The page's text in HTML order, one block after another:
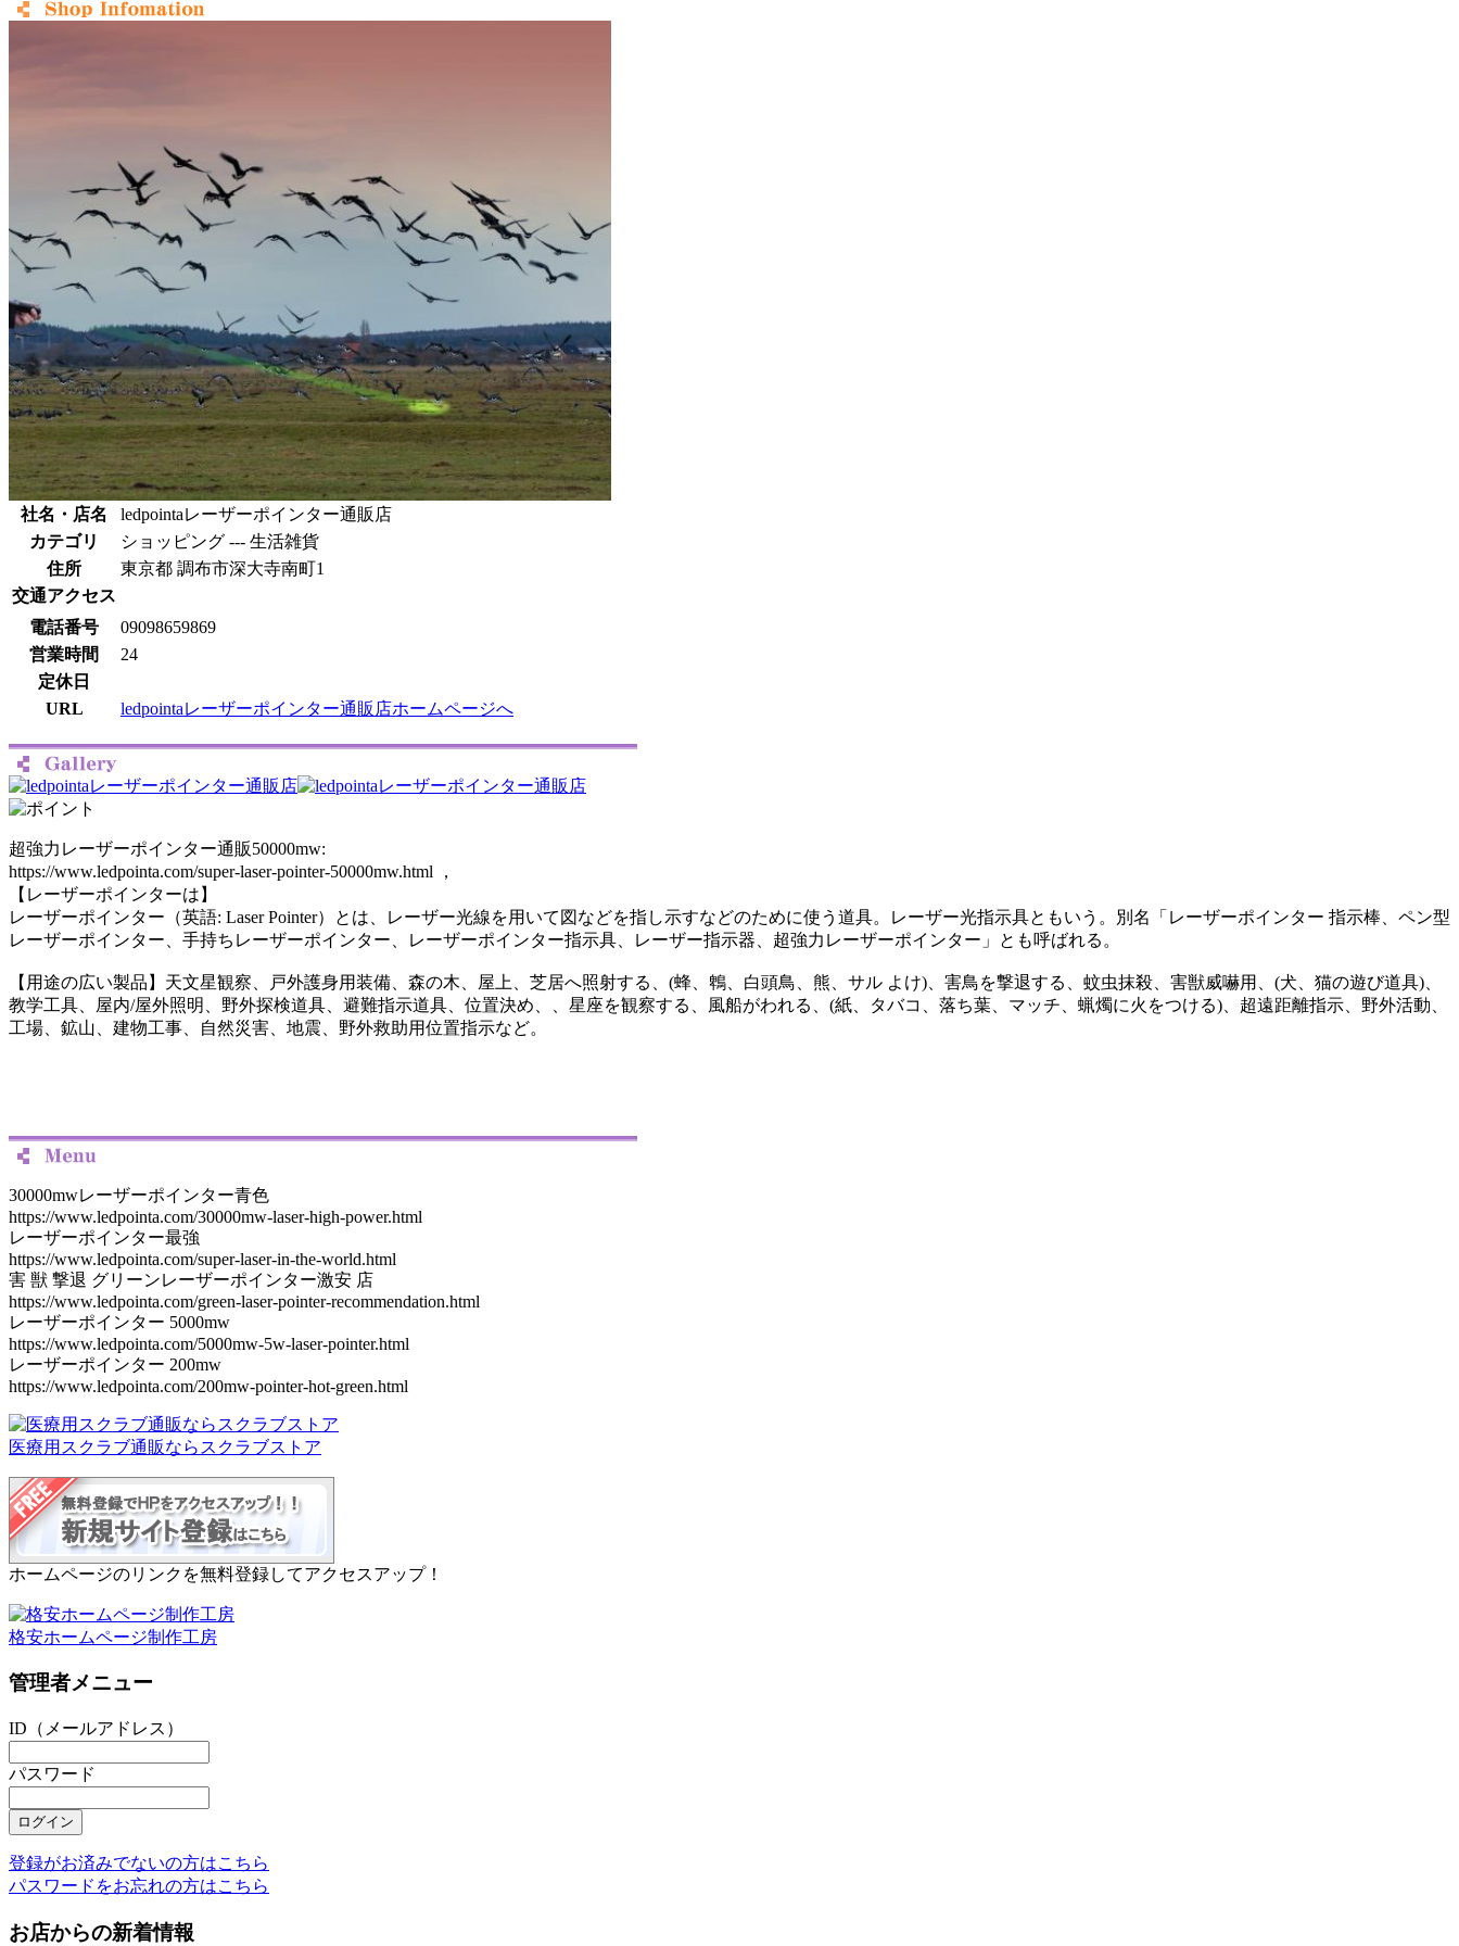
社名・店名
ledpointaレーザーポインター通販店
カテゴリ
ショッピング --- 生活雑貨
住所
東京都 調布市深大寺南町1
交通アクセス
電話番号
09098659869
営業時間
24
定休日
URL
ledpointaレーザーポインター通販店ホームページへ
超強力レーザーポインター通販50000mw:
https://www.ledpointa.com/super-laser-pointer-50000mw.html ，
【レーザーポインターは】
レーザーポインター（英語: Laser Pointer）とは、レーザー光線を用いて図などを指し示すなどのために使う道具。レーザー光指示具ともいう。別名「レーザーポインター 指示棒、ペン型
レーザーポインター、手持ちレーザーポインター、レーザーポインター指示具、レーザー指示器、超強力レーザーポインター」とも呼ばれる。
【用途の広い製品】天文星観察、戸外護身用装備、森の木、屋上、芝居へ照射する、(蜂、鵯、白頭鳥、熊、サル よけ)、害鳥を撃退する、蚊虫抹殺、害獣威嚇用、(犬、猫の遊び道具)、
教学工具、屋内/屋外照明、野外探検道具、避難指示道具、位置決め、、星座を観察する、風船がわれる、(紙、タバコ、落ち葉、マッチ、蝋燭に火をつける)、超遠距離指示、野外活動、
工場、鉱山、建物工事、自然災害、地震、野外救助用位置指示など。
30000mwレーザーポインター青色
https://www.ledpointa.com/30000mw-laser-high-power.html
レーザーポインター最強
https://www.ledpointa.com/super-laser-in-the-world.html
害 獣 撃退 グリーンレーザーポインター激安 店
https://www.ledpointa.com/green-laser-pointer-recommendation.html
レーザーポインター 5000mw
https://www.ledpointa.com/5000mw-5w-laser-pointer.html
レーザーポインター 200mw
https://www.ledpointa.com/200mw-pointer-hot-green.html
医療用スクラブ通販ならスクラブストア
ホームページのリンクを無料登録してアクセスアップ！
格安ホームページ制作工房
管理者メニュー
ID（メールアドレス）
パスワード
登録がお済みでないの方はこちら
パスワードをお忘れの方はこちら
お店からの新着情報